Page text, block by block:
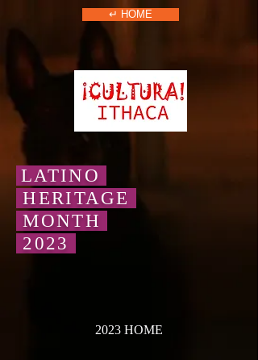
↵ HOME
LATINO
HERITAGE
MONTH
2023
2023 HOME